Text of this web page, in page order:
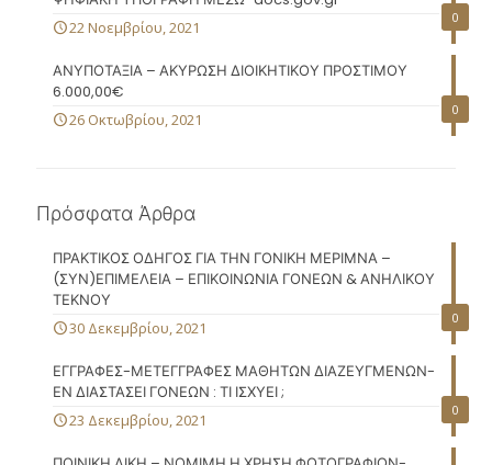
0
22 Νοεμβρίου, 2021
0
ΑΝΥΠΟΤΑΞΙΑ – ΑΚΥΡΩΣΗ ΔΙΟΙΚΗΤΙΚΟΥ ΠΡΟΣΤΙΜΟΥ
6.000,00€
26 Οκτωβρίου, 2021
Πρόσφατα Άρθρα
0
ΠΡΑΚΤΙΚΟΣ ΟΔΗΓΟΣ ΓΙΑ ΤΗΝ ΓΟΝΙΚΗ ΜΕΡΙΜΝΑ –
(ΣΥΝ)ΕΠΙΜΕΛΕΙΑ – ΕΠΙΚΟΙΝΩΝΙΑ ΓΟΝΕΩΝ & ΑΝΗΛΙΚΟΥ
ΤΕΚΝΟΥ
30 Δεκεμβρίου, 2021
0
ΕΓΓΡΑΦΕΣ-ΜΕΤΕΓΓΡΑΦΕΣ ΜΑΘΗΤΩΝ ΔΙΑΖΕΥΓΜΕΝΩΝ-
ΕΝ ΔΙΑΣΤΑΣΕΙ ΓΟΝΕΩΝ : ΤΙ ΙΣΧΥΕΙ ;
23 Δεκεμβρίου, 2021